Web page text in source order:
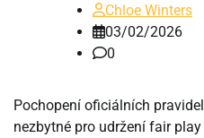
Chloe Winters
03/02/2026
0
Pochopení oficiálních
nezbytné pro udržení fair